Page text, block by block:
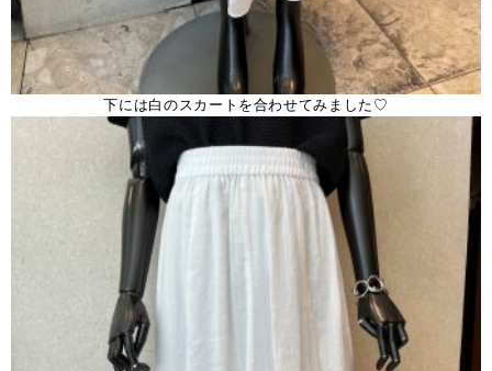
下には白のスカートを合わせてみました♡